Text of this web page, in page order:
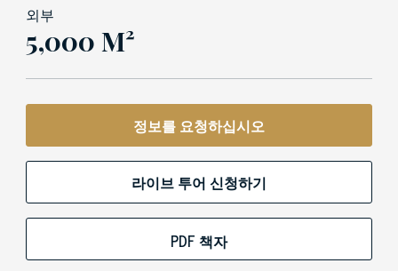
외부
5,000 M²
정보를 요청하십시오
라이브 투어 신청하기
PDF 책자